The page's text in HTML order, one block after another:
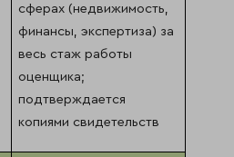
сферах (недвижимость,
финансы, экспертиза) за
весь стаж работы
оценщика;
подтверждается
копиями свидетельств